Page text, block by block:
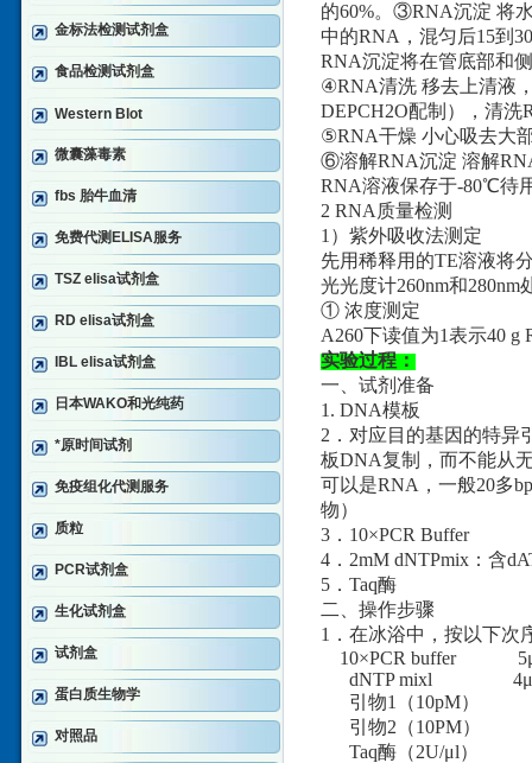
金标法检测试剂盒
食品检测试剂盒
Western Blot
微囊藻毒素
fbs 胎牛血清
免费代测ELISA服务
TSZ elisa试剂盒
RD elisa试剂盒
IBL elisa试剂盒
日本WAKO和光纯药
*原时间试剂
免疫组化代测服务
质粒
PCR试剂盒
生化试剂盒
试剂盒
蛋白质生物学
对照品
的60%。③RNA沉淀 将
中的RNA，混匀后15到
RNA沉淀将在管底部和
④RNA清洗 移去上清液
DEPCH2O配制），清
⑤RNA干燥 小心吸去大
⑥溶解RNA沉淀 溶解
RNA溶液保存于-80℃待
2 RNA质量检测
1）紫外吸收法测定
先用稀释用的TE溶液将
光光度计260nm和
① 浓度测定
A260下读值为1表示40 g
实验过程：
一、试剂准备
1. DNA模板
2．对应目的基因的特异
板DNA复制，而不能从
可以是RNA，一般20多
物）
3．10×PCR Buffer
4．2mM dNTPmix：含
5．Taq酶
二、操作步骤
1．在冰浴中，按以下次
10×PCR buffer
dNTP mixl
引物1（10pM
引物2（10PM
Taq酶（2U/μl）